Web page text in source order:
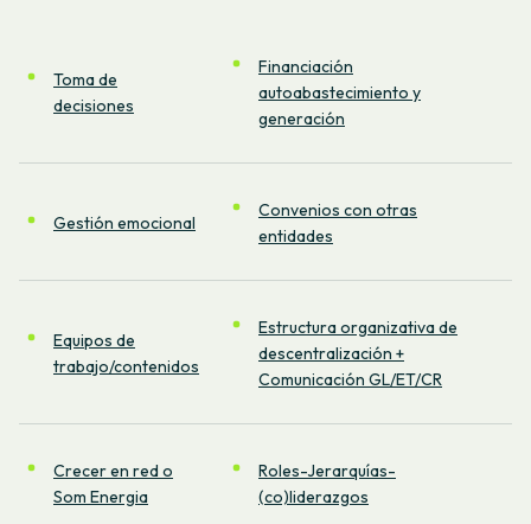
Toma de
decisiones
Financiación
autoabastecimiento y
generación
Gestión emocional
Convenios con otras
entidades
Equipos de
trabajo/contenidos
Estructura organizativa de
descentralización +
Comunicación GL/ET/CR
Crecer en red o
Som Energia
Roles-Jerarquías-
(co)liderazgos